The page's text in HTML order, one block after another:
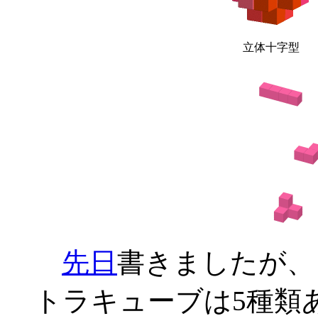
立体十字型
先日 書きましたが
トラキューブは5種